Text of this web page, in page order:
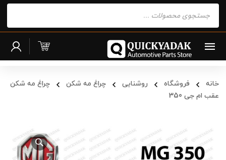
search
خانه فروشگاه روشنایی چراغ مه شکن
چراغ مه شکن
عقب ام جی 350